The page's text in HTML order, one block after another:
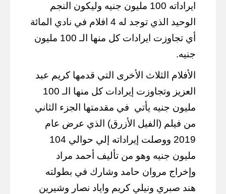
ايراداته 100 مليون جنيه وليكون النجم
الوحيد الذي توجد له 4 افلام في نادي المائة
أي تجاوزت ايرادات كل منها الـ 100 مليون
جنيه.
الأفلام الثلاث الأخرى التي قدمها كريم عبد
العزيز وتجاوزت إيرادات كل منها الـ 100
مليون جنيه يأتي في مقدمتها الجزء الثاني
من فيلم (الفيل الأزرق) الذي عرض عام
2019 ووصلت إيراداته إلي حوالي 104
مليون جنيه وهو من تأليف أحمد مراد
وإخراج مروان حامد وشارك في بطولته
هند صبري ونيلي كريم واياد نصار وشيرين